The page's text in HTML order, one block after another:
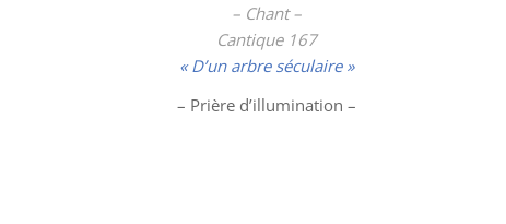
– Chant –
Cantique 167
« D’un arbre séculaire »
– Prière d’illumination –